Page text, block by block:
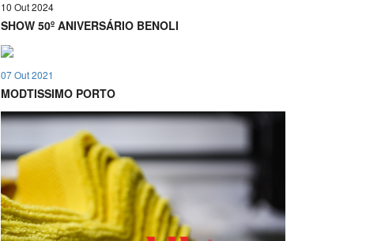
10 Out 2024
SHOW 50º ANIVERSÁRIO BENOLI
07 Out 2021
MODTISSIMO PORTO